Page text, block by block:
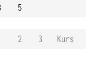
5
2 3
Kurs